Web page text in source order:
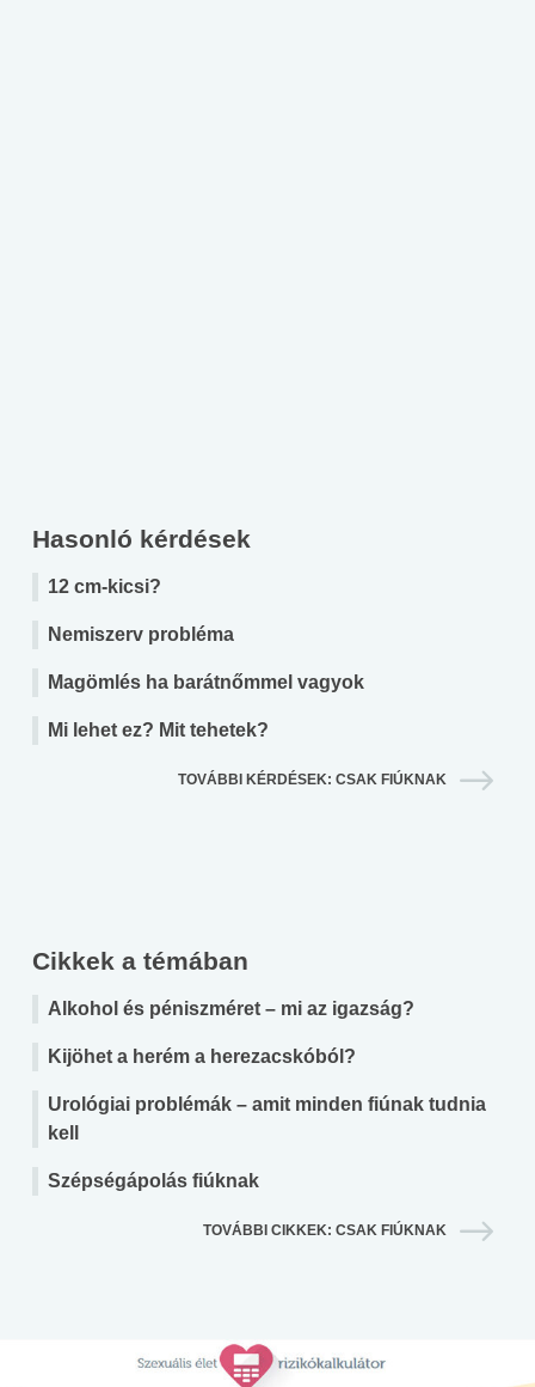
Hasonló kérdések
12 cm-kicsi?
Nemiszerv probléma
Magömlés ha barátnőmmel vagyok
Mi lehet ez? Mit tehetek?
TOVÁBBI KÉRDÉSEK: CSAK FIÚKNAK
Cikkek a témában
Alkohol és péniszméret – mi az igazság?
Kijöhet a herém a herezacskóból?
Urológiai problémák – amit minden fiúnak tudnia
kell
Szépségápolás fiúknak
TOVÁBBI CIKKEK: CSAK FIÚKNAK